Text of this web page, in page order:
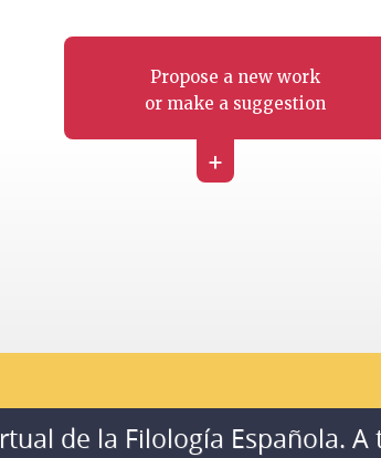
Propose a new work
or make a suggestion
+
de la Filología Española.